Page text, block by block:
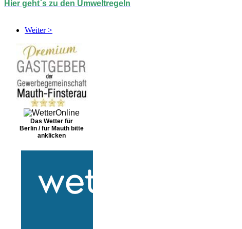
Hier geht`s zu den Umweltregeln
Weiter >
Das Wetter für
Berlin / für Mauth bitte
anklicken